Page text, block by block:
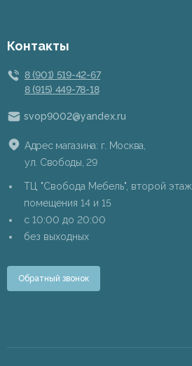
Контакты
8 (901) 519-42-67
8 (915) 449-78-18
svop9002@yandex.ru
Адрес магазина: г. Москва,
ул. Свободы, 29
ТЦ "Свобода Мебель", второй этаж,
помещения 14 и 15
c 10:00 до 20:00
без выходных
Обратный звонок